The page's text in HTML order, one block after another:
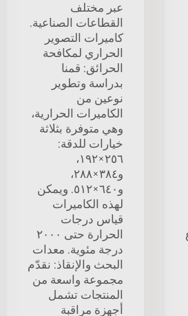
عبر مختلف
القطاعات الصناعية.
كاميرات التصوير
الحراري لمكافحة
الحرائق: قمنا
بدراسة وتطوير
نوعين من
الكاميرات الحرارية،
وهي متوفرة بثلاثة
خيارات للدقة:
٢٥٦×١٩٢،
و٣٨٤×٢٨٨،
و٦٤٠×٥١٢. ويمكن
لهذه الكاميرات
قياس درجات
الحرارة حتى ٢٠٠٠
درجة مئوية. معدات
البحث والإنقاذ: نقدّم
مجموعة واسعة من
المنتجات تشمل
أجهزة مراقبة